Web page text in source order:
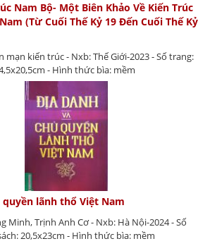
Nam Bộ- Một Biên Khảo Về Kiến Trúc
(Từ Cuối Thế Kỷ 19 Đến Cuối Thế Kỷ
mạn kiến trúc - Nxb: Thế Giới-2023 - Số trang:
- Hình thức bìa: mềm
lãnh thổ Việt Nam
Minh, Trịnh Anh Cơ - Nxb: Hà Nội-2024 - Số
20,5x23cm - Hình thức bìa: mềm